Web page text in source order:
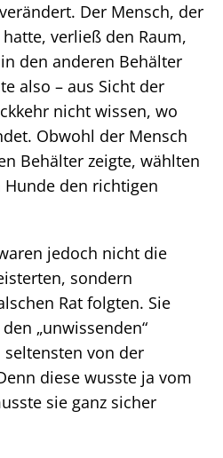
Der Mensch, der
verließ den Raum,
den anderen Behälter
also – aus Sicht der
nicht wissen, wo
Obwohl der Mensch
Behälter zeigte, wählten
den richtigen
jedoch nicht die
sondern
Rat folgten. Sie
„unwissenden“
von der
diese wusste ja vom
sie ganz sicher